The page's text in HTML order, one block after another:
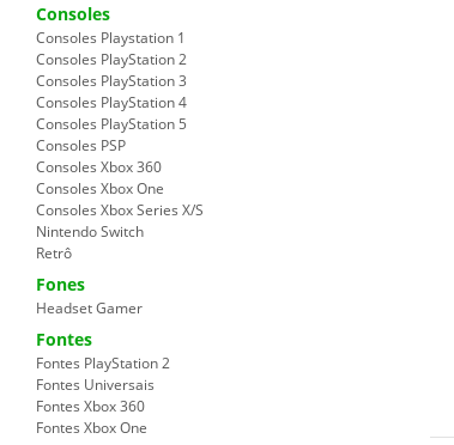
Consoles
Consoles Playstation 1
Consoles PlayStation 2
Consoles PlayStation 3
Consoles PlayStation 4
Consoles PlayStation 5
Consoles PSP
Consoles Xbox 360
Consoles Xbox One
Consoles Xbox Series X/S
Nintendo Switch
Retrô
Fones
Headset Gamer
Fontes
Fontes PlayStation 2
Fontes Universais
Fontes Xbox 360
Fontes Xbox One